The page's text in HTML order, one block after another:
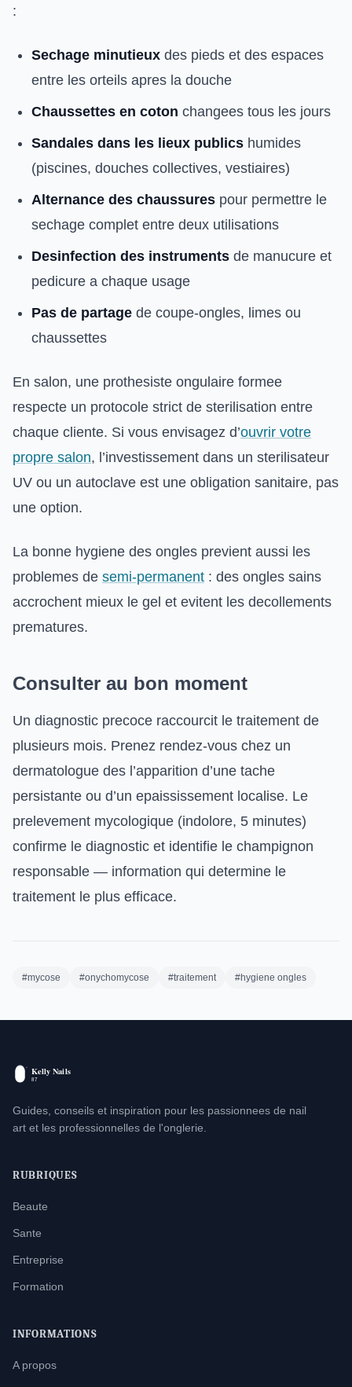
:
Sechage minutieux des pieds et des espaces
entre les orteils apres la douche
Chaussettes en coton changees tous les jours
Sandales dans les lieux publics humides
(piscines, douches collectives, vestiaires)
Alternance des chaussures pour permettre le
sechage complet entre deux utilisations
Desinfection des instruments de manucure et
pedicure a chaque usage
Pas de partage de coupe-ongles, limes ou
chaussettes
En salon, une prothesiste ongulaire formee
respecte un protocole strict de sterilisation entre
chaque cliente. Si vous envisagez d’ouvrir votre
propre salon, l’investissement dans un sterilisateur
UV ou un autoclave est une obligation sanitaire, pas
une option.
La bonne hygiene des ongles previent aussi les
problemes de semi-permanent : des ongles sains
accrochent mieux le gel et evitent les decollements
prematures.
Consulter au bon moment
Un diagnostic precoce raccourcit le traitement de
plusieurs mois. Prenez rendez-vous chez un
dermatologue des l’apparition d’une tache
persistante ou d’un epaississement localise. Le
prelevement mycologique (indolore, 5 minutes)
confirme le diagnostic et identifie le champignon
responsable — information qui determine le
traitement le plus efficace.
#mycose #onychomycose #traitement #hygiene ongles
Guides, conseils et inspiration pour les passionnees de nail
art et les professionnelles de l'onglerie.
RUBRIQUES
Beaute
Sante
Entreprise
Formation
INFORMATIONS
A propos